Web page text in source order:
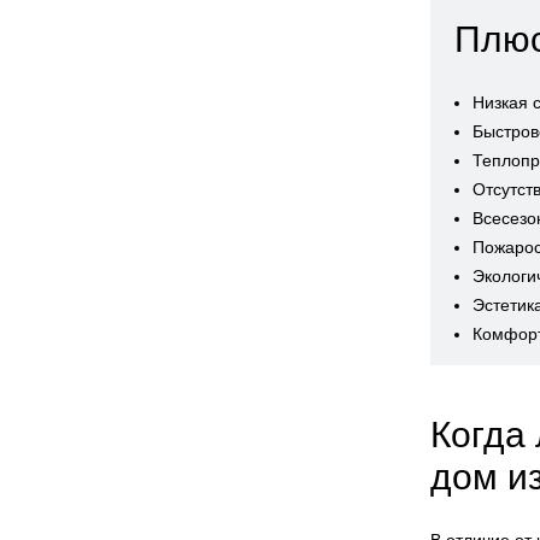
Низкая
Когда
дом